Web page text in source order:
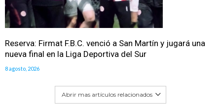
Reserva: Firmat F.B.C. venció a San Martín y jugará una
nueva final en la Liga Deportiva del Sur
8 agosto, 2026
Abrir mas artículos relacionados